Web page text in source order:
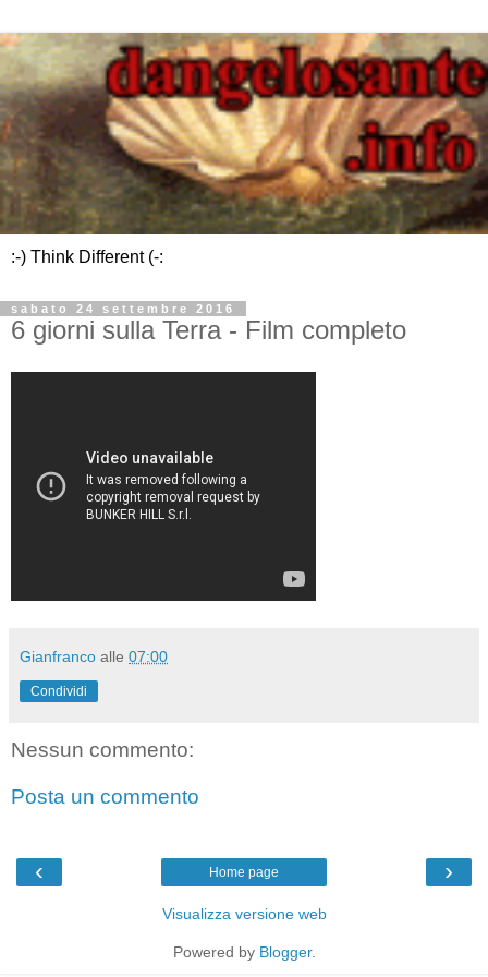
:-) Think Different (-:
sabato 24 settembre 2016
6 giorni sulla Terra - Film completo
Gianfranco alle 07:00
Condividi
Nessun commento:
Posta un commento
‹ ›
Home page
Visualizza versione web
Powered by Blogger.